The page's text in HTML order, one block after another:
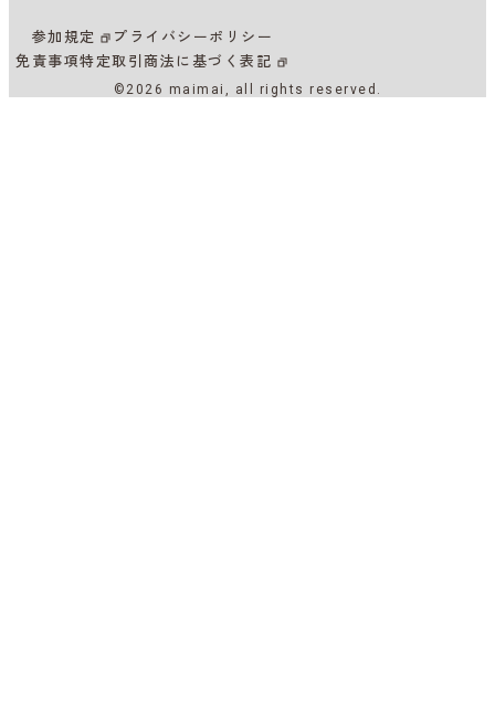
参加規定
プライバシーポリシー
免責事項特定取引商法に基づく表記
©2026 maimai, all rights reserved.